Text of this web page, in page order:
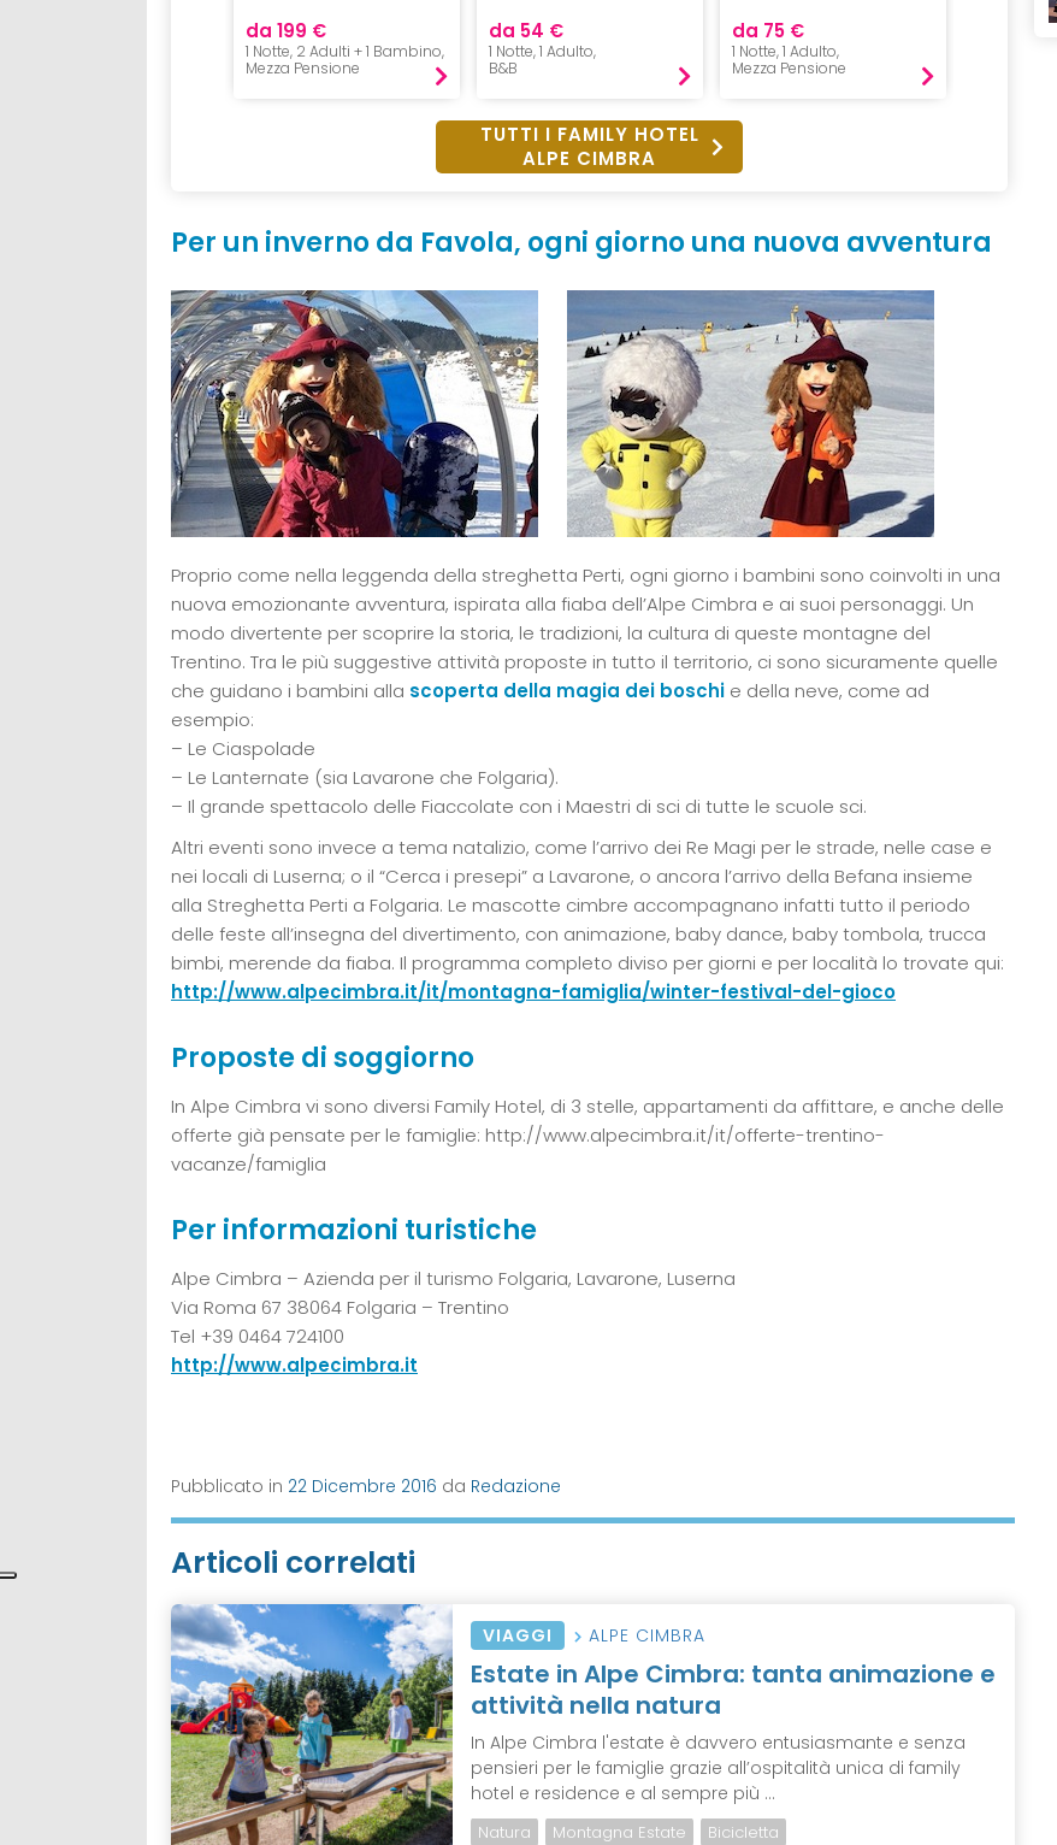
da 199 €
1 Notte, 2 Adulti + 1 Bambino,
Mezza Pensione
da 54 €
1 Notte, 1 Adulto,
B&B
da 75 €
1 Notte, 1 Adulto,
Mezza Pensione
da 100 €
TUTTI I FAMILY HOTEL
ALPE CIMBRA
Per un inverno da Favola, ogni giorno una nuova avventura
Proprio come nella leggenda della streghetta Perti, ogni giorno i bambini sono coinvolti in una
nuova emozionante avventura, ispirata alla fiaba dell’Alpe Cimbra e ai suoi personaggi. Un
modo divertente per scoprire la storia, le tradizioni, la cultura di queste montagne del
Trentino. Tra le più suggestive attività proposte in tutto il territorio, ci sono sicuramente quelle
che guidano i bambini alla scoperta della magia dei boschi e della neve, come ad
esempio:
– Le Ciaspolade
– Le Lanternate (sia Lavarone che Folgaria).
– Il grande spettacolo delle Fiaccolate con i Maestri di sci di tutte le scuole sci.
Altri eventi sono invece a tema natalizio, come l’arrivo dei Re Magi per le strade, nelle case e
nei locali di Luserna; o il “Cerca i presepi” a Lavarone, o ancora l’arrivo della Befana insieme
alla Streghetta Perti a Folgaria. Le mascotte cimbre accompagnano infatti tutto il periodo
delle feste all’insegna del divertimento, con animazione, baby dance, baby tombola, trucca
bimbi, merende da fiaba. Il programma completo diviso per giorni e per località lo trovate qui:
http://www.alpecimbra.it/it/montagna-famiglia/winter-festival-del-gioco
Proposte di soggiorno
In Alpe Cimbra vi sono diversi Family Hotel, di 3 stelle, appartamenti da affittare, e anche delle
offerte già pensate per le famiglie: http://www.alpecimbra.it/it/offerte-trentino-
vacanze/famiglia
Per informazioni turistiche
Alpe Cimbra – Azienda per il turismo Folgaria, Lavarone, Luserna
Via Roma 67 38064 Folgaria – Trentino
Tel +39 0464 724100
http://www.alpecimbra.it
Pubblicato in 22 Dicembre 2016 da Redazione
Articoli correlati
VIAGGI ALPE CIMBRA
Estate in Alpe Cimbra: tanta animazione e
attività nella natura
In Alpe Cimbra l'estate è davvero entusiasmante e senza
pensieri per le famiglie grazie all’ospitalità unica di family
hotel e residence e al sempre più ...
Natura Montagna Estate Bicicletta